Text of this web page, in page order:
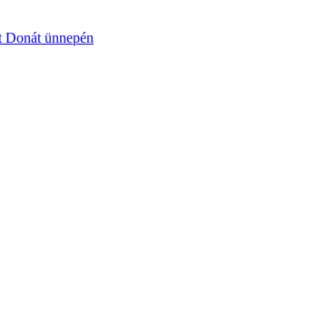
Donát ünnepén